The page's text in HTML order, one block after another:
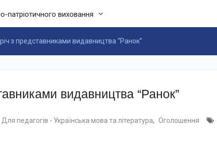
патріотичного виховання
з представниками видавництва “Ранок”
видавництва “Ранок”
Для педагогів - Українська мова та література, Оголошення